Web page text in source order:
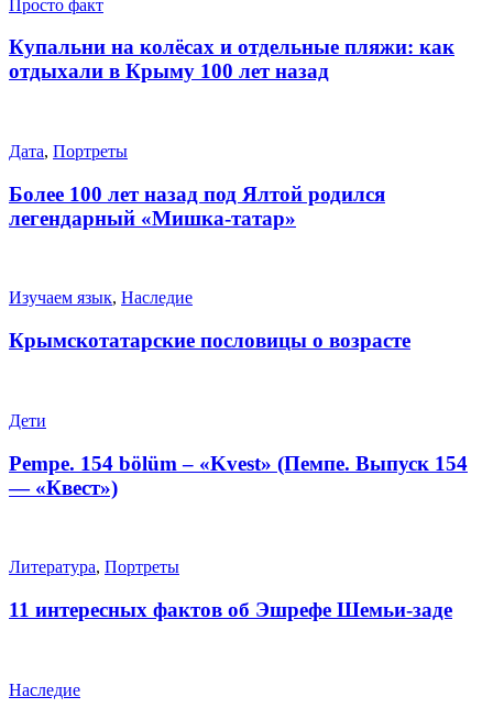
Просто факт
Купальни на колёсах и отдельные пляжи: как
отдыхали в Крыму 100 лет назад
Дата, Портреты
Более 100 лет назад под Ялтой родился
легендарный «Мишка-татар»
Изучаем язык, Наследие
Крымскотатарские пословицы о возрасте
Дети
Pempe. 154 bölüm – «Kvest» (Пемпе. Выпуск 154
— «Квест»)
Литература, Портреты
11 интересных фактов об Эшрефе Шемьи-заде
Наследие